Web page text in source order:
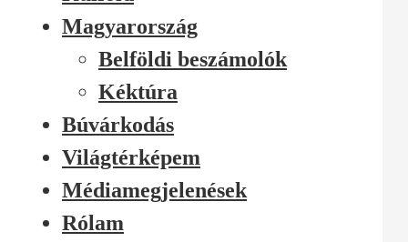
Magyarország
Belföldi beszámolók
Kéktúra
Búvárkodás
Világtérképem
Médiamegjelenések
Rólam